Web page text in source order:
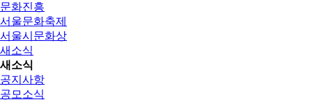
문화진흥
서울문화축제
서울시문화상
새소식
새소식
공지사항
공모소식